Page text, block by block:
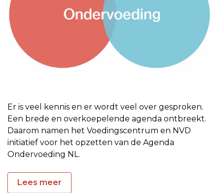
Er is veel kennis en er wordt veel over gesproken.
Een brede en overkoepelende agenda ontbreekt.
Daarom namen het Voedingscentrum en NVD
initiatief voor het opzetten van de Agenda
Ondervoeding NL.
Lees meer